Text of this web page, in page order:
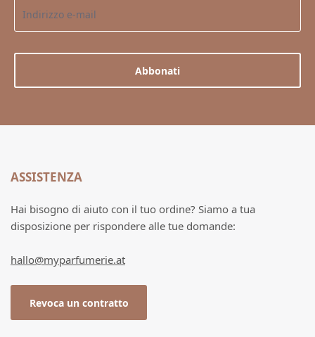
Abbonati
ASSISTENZA
Hai bisogno di aiuto con il tuo ordine? Siamo a tua
disposizione per rispondere alle tue domande:
hallo@myparfumerie.at
Revoca un contratto